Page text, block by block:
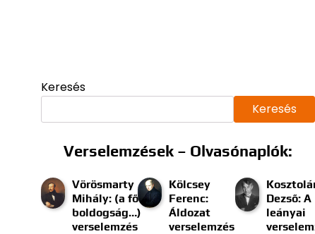
Keresés
Keresés
Verselemzések – Olvasónaplók:
Vörösmarty
Mihály: (a fő
boldogság…)
verselemzés
Kölcsey
Ferenc:
Áldozat
verselemzés
Dezső:
leányai